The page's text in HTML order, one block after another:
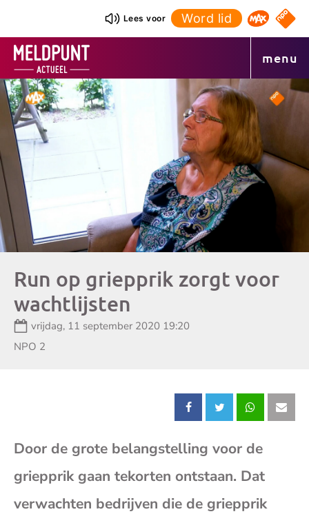
inhoud
Lees voor Word lid Omroep
NPO
menu
Run op griepprik zorgt voor
wachtlijsten
Datum:
vrijdag, 11 september 2020 19:20
Zender:
NPO 2
Deel
dit
bericht
Deel
dit
bericht
Deel
dit
bericht
Door de grote belangstelling voor de
griepprik gaan tekorten ontstaan. Dat
verwachten bedrijven die de griepprik